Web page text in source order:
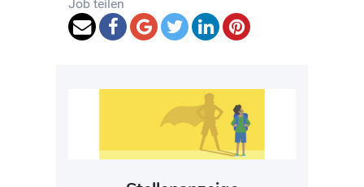
Job teilen